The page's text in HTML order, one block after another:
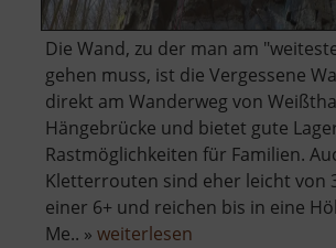
Die Wand, zu der man am
gehen muss, ist die Vergessene
direkt am Wanderweg von
Hängebrücke und bietet gute
Rastmöglichkeiten für Familien.
Kletterrouten sind eher leicht von
einer 6+ und reichen bis in eine
Me.. » weiterlesen